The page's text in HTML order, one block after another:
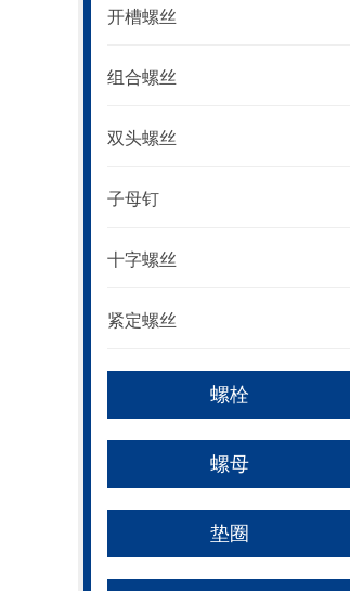
开槽螺丝
组合螺丝
双头螺丝
子母钉
十字螺丝
紧定螺丝
螺栓
螺母
垫圈